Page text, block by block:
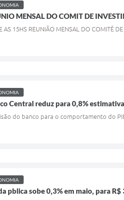
MENSAL DO COMIT DE
AS 15HS REUNIÃO MENSAL DO COMITÊ
Central reduz para 0,8%
do banco para o comportamento do
pblica sobe 0,3% em maio, para